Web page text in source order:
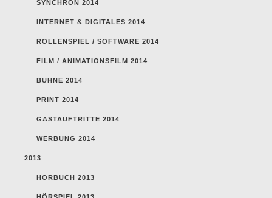
SYNCHRON 2014
INTERNET & DIGITALES 2014
ROLLENSPIEL / SOFTWARE 2014
FILM / ANIMATIONSFILM 2014
BÜHNE 2014
PRINT 2014
GASTAUFTRITTE 2014
WERBUNG 2014
2013
HÖRBUCH 2013